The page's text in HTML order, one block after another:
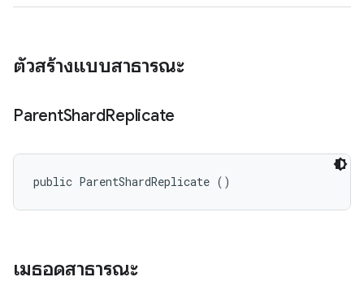
ตัวสร้างแบบสาธารณะ
ParentShardReplicate
public ParentShardReplicate ()
เมธอดสาธารณะ